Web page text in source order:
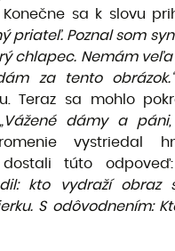
sa k slovu
priateľ. Poznal som
chlapec. Nemám veľa
za tento obrázok.“
Teraz sa mohlo
„Vážené dámy a páni,
vystriedal
túto
kto vydraží obraz
S odôvodnením: